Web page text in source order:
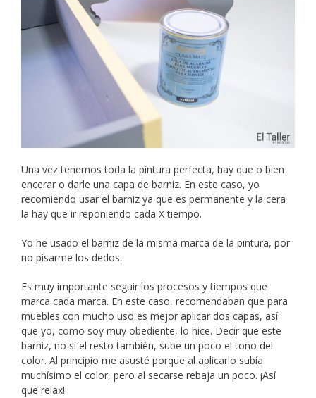
Una vez tenemos toda la pintura perfecta, hay que o bien
encerar o darle una capa de barniz. En este caso, yo
recomiendo usar el barniz ya que es permanente y la cera
la hay que ir reponiendo cada X tiempo.
Yo he usado el barniz de la misma marca de la pintura, por
no pisarme los dedos.
Es muy importante seguir los procesos y tiempos que
marca cada marca. En este caso, recomendaban que para
muebles con mucho uso es mejor aplicar dos capas, así
que yo, como soy muy obediente, lo hice. Decir que este
barniz, no si el resto también, sube un poco el tono del
color. Al principio me asusté porque al aplicarlo subía
muchísimo el color, pero al secarse rebaja un poco. ¡Así
que relax!